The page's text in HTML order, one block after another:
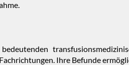
Ihre Befunde